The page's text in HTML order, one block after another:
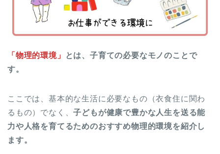
「物理的環境」
とは、子育ての必要なモノのことで
す。
ここでは、基本的な生活に必要なもの（衣食住に関わ
るもの）でなく、子どもが健康で豊かな人生を送る能
力や人格を育てるためのおすすめ物理的環境を紹介し
ます。